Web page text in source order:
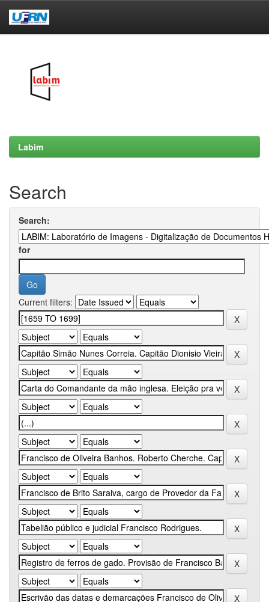
Labim
Search
Search:
for
Current filters: